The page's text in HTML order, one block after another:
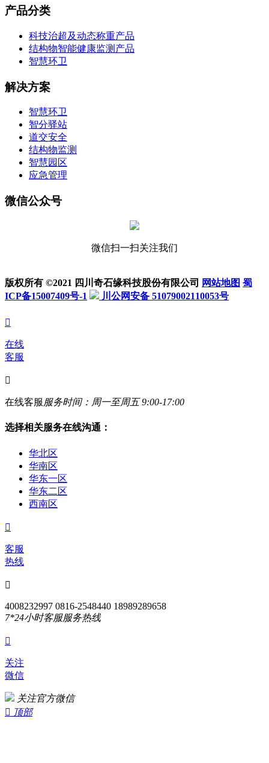
产品分类
科技治超及动态称重产品
结构物智能健康监测产品
智慧环卫
解决方案
智慧环卫
智分驿站
道交安全
结构物监测
智慧园区
应急管理
微信公众号
微信扫一扫关注我们
版权所有 ©2021 四川奇石缘科技股份有限公司 网站地图 蜀
ICP备15007409号-1
川公网安备 51079002110053号

在线
客服

在线客服 服务时间：周一至周五 9:00-17:00
选择相关服务在线沟通：
华北区
华南区
华东一区
华东二区
西南区

客服
热线

4008232997 0816-2548440 18989289658
7*24小时客服服务热线

关注
微信
关注官方微信
 顶部